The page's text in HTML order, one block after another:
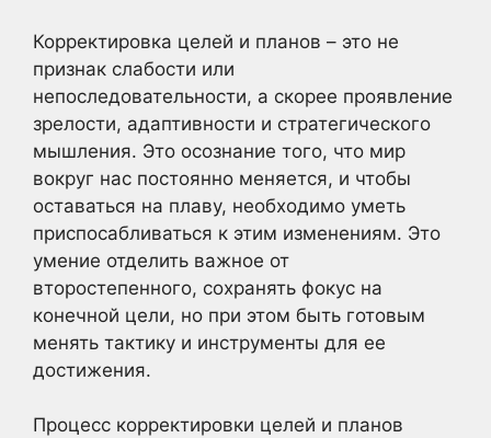
Корректировка целей и планов – это не
признак слабости или
непоследовательности, а скорее проявление
зрелости, адаптивности и стратегического
мышления. Это осознание того, что мир
вокруг нас постоянно меняется, и чтобы
оставаться на плаву, необходимо уметь
приспосабливаться к этим изменениям. Это
умение отделить важное от
второстепенного, сохранять фокус на
конечной цели, но при этом быть готовым
менять тактику и инструменты для ее
достижения.
Процесс корректировки целей и планов